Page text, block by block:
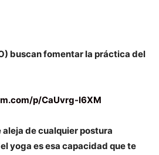
buscan fomentar la práctica del
p/CaUvrg-l6XM
aleja de cualquier postura
yoga es esa capacidad que te